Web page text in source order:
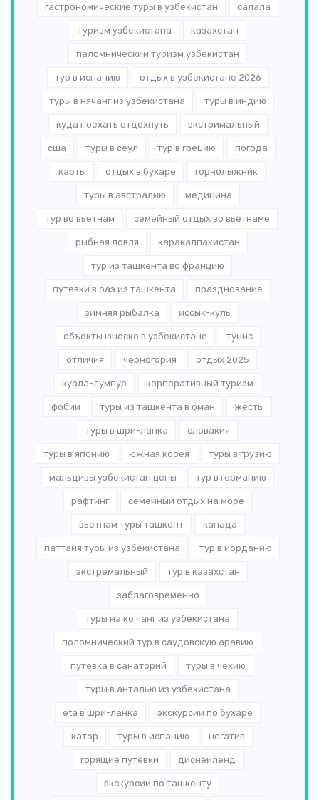
гастрономические туры в узбекистан салала
туризм узбекистана казахстан
паломнический туризм узбекистан
тур в испанию отдых в узбекистане 2026
туры в нячанг из узбекистана туры в индию
куда поехать отдохнуть экстримальный
сша туры в сеул тур в грецию погода
карты отдых в бухаре горнолыжник
туры в австралию медицина
тур во вьетнам семейный отдых во вьетнаме
рыбная ловля каракалпакистан
тур из ташкента во францию
путевки в оаэ из ташкента празднование
зимняя рыбалка иссык-куль
объекты юнеско в узбекистане тунис
отличия черногория отдых 2025
куала-лумпур корпоративный туризм
фобии туры из ташкента в оман жесты
туры в шри-ланка словакия
туры в японию южная корея туры в грузию
мальдивы узбекистан цены тур в германию
рафтинг семейный отдых на море
вьетнам туры ташкент канада
паттайя туры из узбекистана тур в иорданию
экстремальный тур в казахстан
заблаговременно
туры на ко чанг из узбекистана
поломнический тур в саудовскую аравию
путевка в санаторий туры в чехию
туры в анталью из узбекистана
eta в шри-ланка экскурсии по бухаре
катар туры в испанию негатив
горящие путевки диснейленд
экскурсии по ташкенту